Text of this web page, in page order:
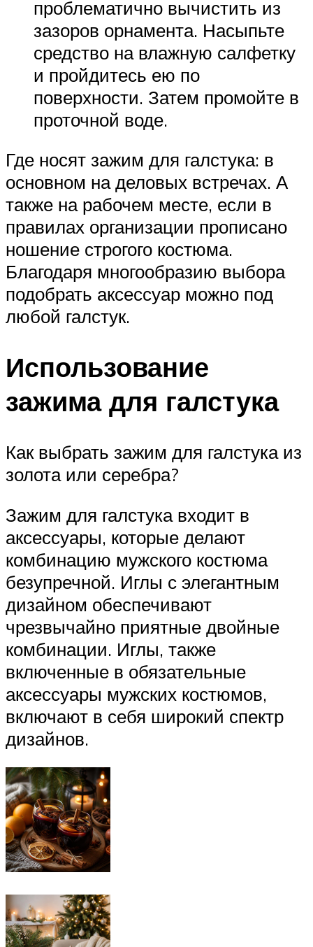
проблематично вычистить из
зазоров орнамента. Насыпьте
средство на влажную салфетку
и пройдитесь ею по
поверхности. Затем промойте в
проточной воде.
Где носят зажим для галстука: в
основном на деловых встречах. А
также на рабочем месте, если в
правилах организации прописано
ношение строгого костюма.
Благодаря многообразию выбора
подобрать аксессуар можно под
любой галстук.
Использование
зажима для галстука
Как выбрать зажим для галстука из
золота или серебра?
Зажим для галстука входит в
аксессуары, которые делают
комбинацию мужского костюма
безупречной. Иглы с элегантным
дизайном обеспечивают
чрезвычайно приятные двойные
комбинации. Иглы, также
включенные в обязательные
аксессуары мужских костюмов,
включают в себя широкий спектр
дизайнов.